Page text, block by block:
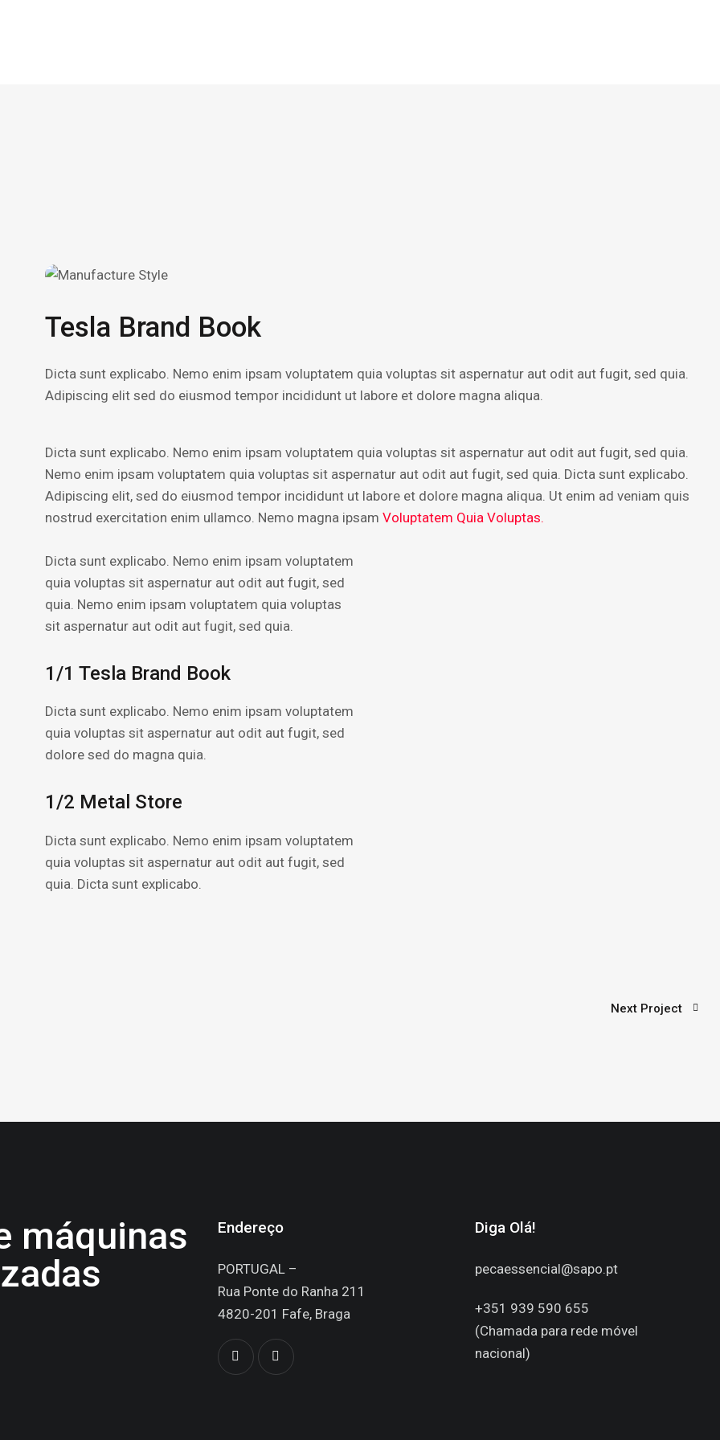
Tesla Brand Book
Dicta sunt explicabo. Nemo enim ipsam voluptatem quia voluptas sit aspernatur aut odit aut fugit, sed quia.
Adipiscing elit sed do eiusmod tempor incididunt ut labore et dolore magna aliqua.
Dicta sunt explicabo. Nemo enim ipsam voluptatem quia voluptas sit aspernatur aut odit aut fugit, sed quia.
Nemo enim ipsam voluptatem quia voluptas sit aspernatur aut odit aut fugit, sed quia. Dicta sunt explicabo.
Adipiscing elit, sed do eiusmod tempor incididunt ut labore et dolore magna aliqua. Ut enim ad veniam quis
nostrud exercitation enim ullamco. Nemo magna ipsamVoluptatem Quia Voluptas.
Dicta sunt explicabo. Nemo enim ipsam voluptatem
quia voluptas sit aspernatur aut odit aut fugit, sed
quia. Nemo enim ipsam voluptatem quia voluptas
sit aspernatur aut odit aut fugit, sed quia.
1/1 Tesla Brand Book
Dicta sunt explicabo. Nemo enim ipsam voluptatem
quia voluptas sit aspernatur aut odit aut fugit, sed
dolore sed do magna quia.
1/2 Metal Store
Dicta sunt explicabo. Nemo enim ipsam voluptatem
quia voluptas sit aspernatur aut odit aut fugit, sed
quia. Dicta sunt explicabo.
Next Project
máquinas
Endereço
PORTUGAL –
Rua Ponte do Ranha 211
4820-201 Fafe, Braga
Diga Olá!
pecaessencial@sapo.pt
+351 939 590 655
(Chamada para rede móvel
nacional)